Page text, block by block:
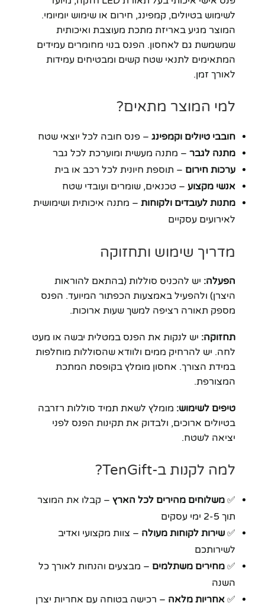
לשימוש בטיולים, קמפינג, חירום או שימוש יומיומי.
המוצר מגיע באריזת מתכת מעוצבת ואיכותית
שמשמשת גם לאחסון. הפנס בנוי מחומרים עמידים
המתאימים לתנאי שטח קשים ומבטיחים עמידות
לאורך זמן.
למי המוצר מתאים?
חובבי טיולים וקמפינג – פנס חובה לכל יוצאי שטח
מתנה לגבר – מתנה מעשית ומוערכת לכל גבר
ערכות חירום – תוספת חיונית לכל רכב או בית
אנשי מקצוע – טכנאים, שומרים ועובדי שטח
מתנות לעובדים ולקוחות – מתנה איכותית ושימושית
לאירועים עסקיים
מדריך שימוש ותחזוקה
הפעלה: יש להכניס סוללות (בהתאם להוראות
היצרן) ולהפעיל באמצעות הכפתור המיועד. הפנס
מספק תאורה רציפה למשך שעות ארוכות.
תחזוקה: יש לנקות את הפנס במטלית יבשה או מעט
לחה. יש להרחיק ממים ולוודא שהסוללות מוחלפות
במידת הצורך. אחסון מומלץ בקופסת המתכת
המצורפת.
טיפים לשימוש: מומלץ לשאת תמיד סוללות רזרבה
בטיולים ארוכים, ולבדוק את תקינות הפנס לפני
יציאה לשטח.
למה לקנות ב-TenGift?
✅ משלוחים מהירים לכל הארץ – קבלו את המוצר
תוך 2-5 ימי עסקים
✅ שירות לקוחות מעולה – צוות מקצועי ואדיב
לשירותכם
✅ מחירים משתלמים – מבצעים והנחות לאורך כל
השנה
✅ אחריות מלאה – רכישה בטוחה עם אחריות יצרן